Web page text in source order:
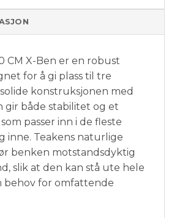
CM X-Ben er en robust
for å gi plass til tre
konstruksjonen med
gir både stabilitet og et
passer inn i de fleste
inne. Teakens naturlige
benken motstandsdyktig
slik at den kan stå ute hele
behov for omfattende